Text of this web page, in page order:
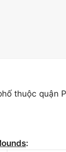
thuộc quận
: